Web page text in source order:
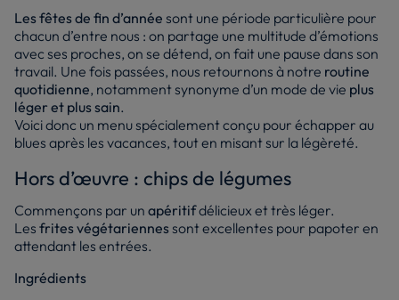
Les fêtes de fin d’année sont une période particulière pour
chacun d’entre nous : on partage une multitude d’émotions
avec ses proches, on se détend, on fait une pause dans son
travail. Une fois passées, nous retournons à notre routine
quotidienne, notamment synonyme d’un mode de vie plus
léger et plus sain.
Voici donc un menu spécialement conçu pour échapper au
blues après les vacances, tout en misant sur la légèreté.
Hors d’œuvre : chips de légumes
Commençons par un apéritifdélicieux et très léger.
Les frites végétariennessont excellentes pour papoter en
attendant les entrées.
Ingrédients